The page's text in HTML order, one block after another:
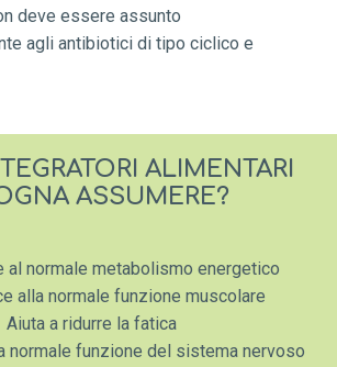
deve essere assunto
agli antibiotici di tipo ciclico e
ALIMENTARI
ASSUMERE?
al normale metabolismo energetico
alla normale funzione muscolare
Aiuta a ridurre la fatica
normale funzione del sistema nervoso